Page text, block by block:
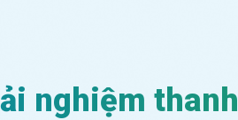
nghiệm